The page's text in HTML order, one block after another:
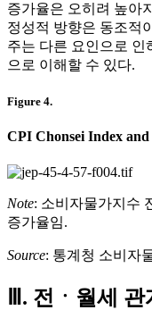
증가율은 오히려 높아
정성적 방향은 동조적
주는 다른 요인으로 인
으로 이해할 수 있다.
Figure 4.
CPI Chonsei Index
Note: 소비자물가지수
증가율임.
Source: 통계청 소비자
Ⅲ. 전ㆍ월세 관